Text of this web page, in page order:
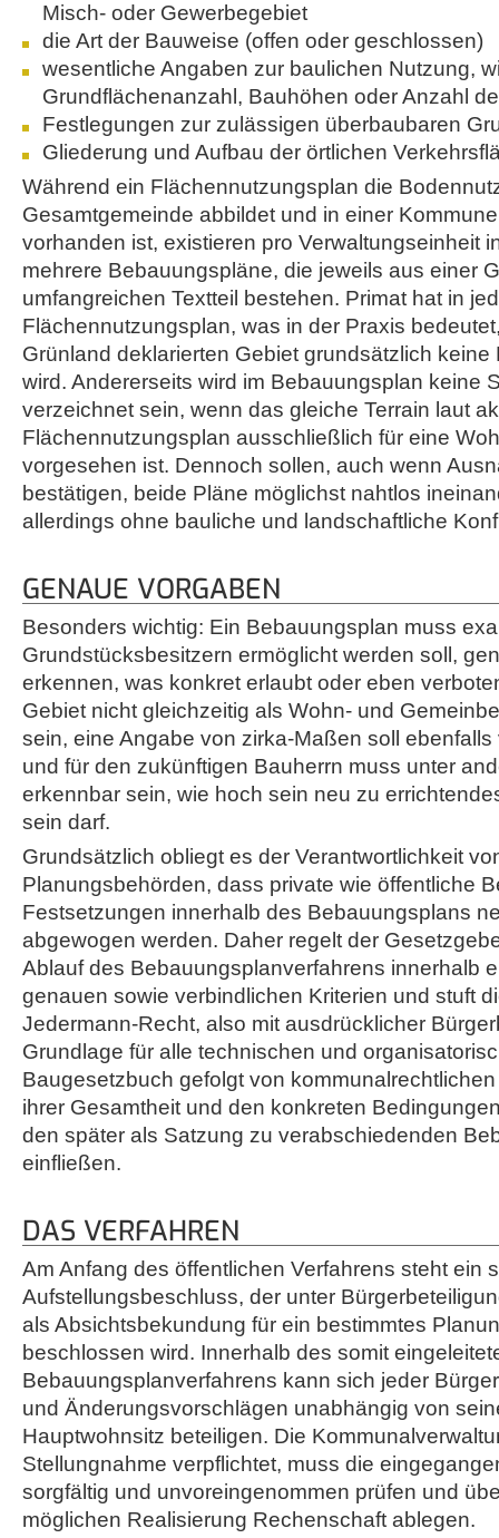
Misch- oder Gewerbegebiet
die Art der Bauweise (offen oder geschlossen)
wesentliche Angaben zur baulichen Nutzung,
Grundflächenanzahl, Bauhöhen oder Anzahl
Festlegungen zur zulässigen überbaubaren
Gliederung und Aufbau der örtlichen
Während ein Flächennutzungsplan die
Gesamtgemeinde abbildet und in einer
vorhanden ist, existieren pro Verwaltungseinheit
mehrere Bebauungspläne, die jeweils aus einer
umfangreichen Textteil bestehen. Primat hat in
Flächennutzungsplan, was in der Praxis
Grünland deklarierten Gebiet grundsätzlich
wird. Andererseits wird im Bebauungsplan keine
verzeichnet sein, wenn das gleiche Terrain laut
Flächennutzungsplan ausschließlich für eine
vorgesehen ist. Dennoch sollen, auch wenn
bestätigen, beide Pläne möglichst nahtlos
allerdings ohne bauliche und landschaftliche
GENAUE VORGABEN
Besonders wichtig: Ein Bebauungsplan muss
Grundstücksbesitzern ermöglicht werden soll,
erkennen, was konkret erlaubt oder eben
Gebiet nicht gleichzeitig als Wohn- und
sein, eine Angabe von zirka-Maßen soll
und für den zukünftigen Bauherrn muss unter
erkennbar sein, wie hoch sein neu zu
sein darf.
Grundsätzlich obliegt es der Verantwortlichkeit
Planungsbehörden, dass private wie öffentliche
Festsetzungen innerhalb des Bebauungsplans
abgewogen werden. Daher regelt der
Ablauf des Bebauungsplanverfahrens innerhalb
genauen sowie verbindlichen Kriterien und stuft
Jedermann-Recht, also mit ausdrücklicher
Grundlage für alle technischen und
Baugesetzbuch gefolgt von
ihrer Gesamtheit und den konkreten
den später als Satzung zu verabschiedenden
einfließen.
DAS VERFAHREN
Am Anfang des öffentlichen Verfahrens steht ein
Aufstellungsbeschluss, der unter
als Absichtsbekundung für ein bestimmtes
beschlossen wird. Innerhalb des somit
Bebauungsplanverfahrens kann sich jeder
und Änderungsvorschlägen unabhängig von
Hauptwohnsitz beteiligen. Die
Stellungnahme verpflichtet, muss die
sorgfältig und unvoreingenommen prüfen und
möglichen Realisierung Rechenschaft ablegen.